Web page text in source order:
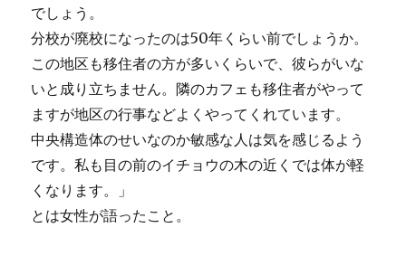
でしょう。
分校が廃校になったのは50年くらい前でしょうか。
この地区も移住者の方が多いくらいで、彼らがいな
いと成り立ちません。隣のカフェも移住者がやって
ますが地区の行事などよくやってくれています。
中央構造体のせいなのか敏感な人は気を感じるよう
です。私も目の前のイチョウの木の近くでは体が軽
くなります。」
とは女性が語ったこと。